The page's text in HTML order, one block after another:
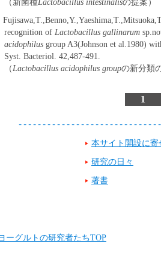
（新菌種Lactobacillus intestinalisの提案）
recognition of Lactobacillus gallinarum
acidophilus group A3(Johnson et al.1980)
Syst. Bacteriol. 42,487-491.
（Lactobacillus acidophilus groupの新分類
1
本サイト開設に寄
研究の日々
著書
ーグルトの研究者たちTOP